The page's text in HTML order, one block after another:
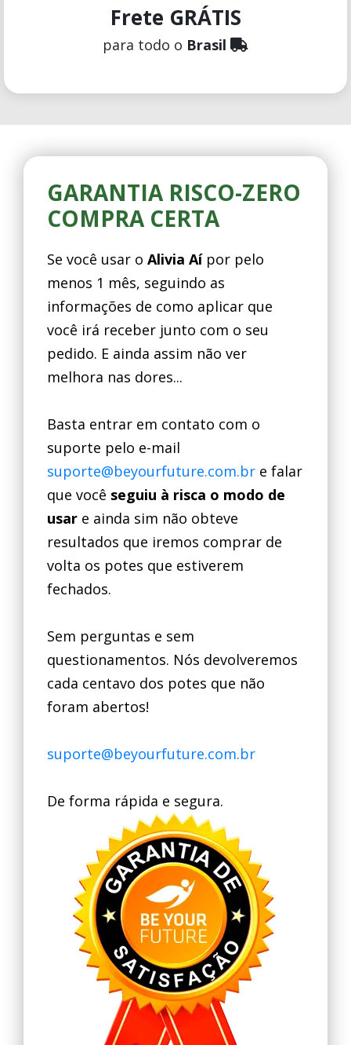
Frete GRÁTIS
para todo o Brasil
GARANTIA RISCO-ZERO
COMPRA CERTA
Se você usar o Alivia Aípor pelo
menos 1 mês, seguindo as
informações de como aplicar que
você irá receber junto com o seu
pedido. E ainda assim não ver
melhora nas dores...
Basta entrar em contato com o
suporte pelo e-mail
suporte@beyourfuture.com.br e falar
que você seguiu à risca o modo de
usar e ainda sim não obteve
resultados que iremos comprar de
volta os potes que estiverem
fechados.
Sem perguntas e sem
questionamentos. Nós devolveremos
cada centavo dos potes que não
foram abertos!
suporte@beyourfuture.com.br
De forma rápida e segura.